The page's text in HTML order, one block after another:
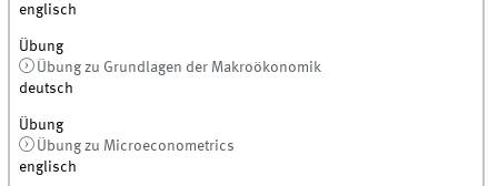
englisch
Übung
Übung zu Grundlagen der Makroökonomik
deutsch
Übung
Übung zu Microeconometrics
englisch